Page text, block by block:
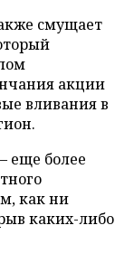
смущает
акции
вливания в
еще более
как ни
каких-либо